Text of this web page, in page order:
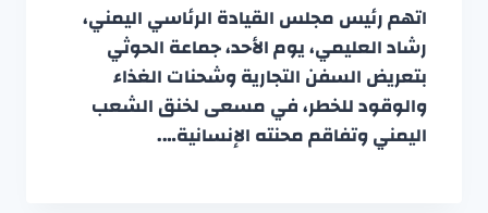
اتهم رئيس مجلس القيادة الرئاسي اليمني،
رشاد العليمي، يوم الأحد، جماعة الحوثي
بتعريض السفن التجارية وشحنات الغذاء
والوقود للخطر، في مسعى لخنق الشعب
اليمني وتفاقم محنته الإنسانية….